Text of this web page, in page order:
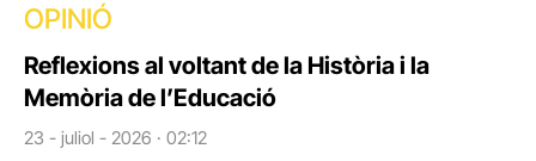
OPINIÓ
Reflexions al voltant de la Història i la
Memòria de l’Educació
23 - juliol - 2026 · 02:12